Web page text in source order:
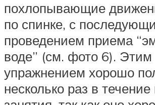
похлопывающие
по спинке, с
проведением приема
воде” (см. фото 6). Этим
упражнением хорошо
несколько раз в течение